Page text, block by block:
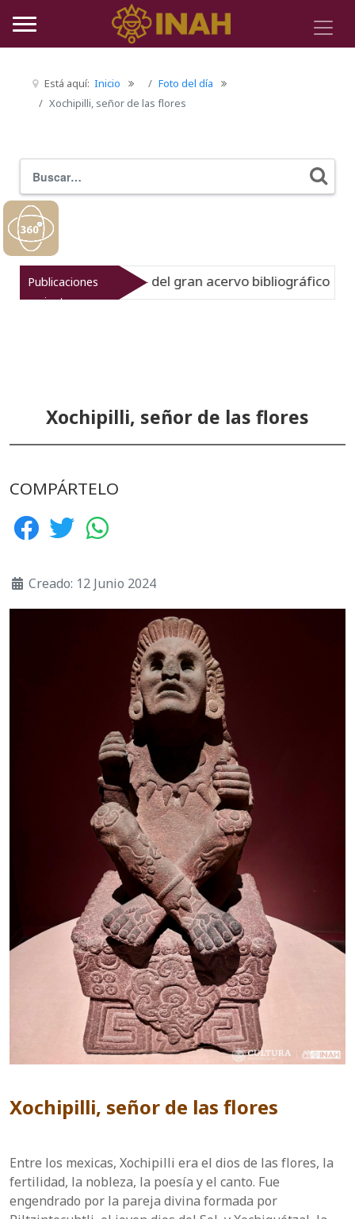
Está aquí: Inicio
Foto del día
Xochipilli, señor de las flores
Publicaciones
recientes
la historia del gran acervo bibliográfico jesuita
Xochipilli, señor de las flores
COMPÁRTELO
Creado: 12 Junio 2024
Xochipilli, señor de las flores
Entre los mexicas, Xochipilli era el dios de las flores, la
fertilidad, la nobleza, la poesía y el canto. Fue
engendrado por la pareja divina formada por